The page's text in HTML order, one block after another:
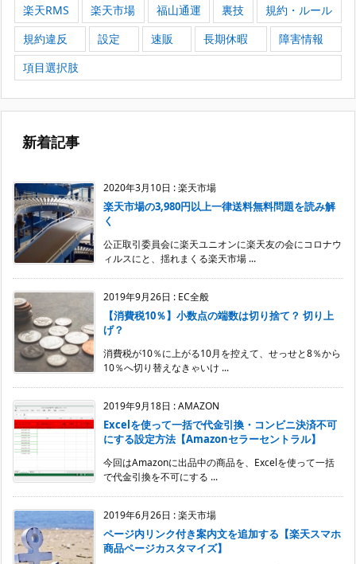
楽天RMS 楽天市場 福山通運 裏技
規約・ルール
規約違反
設定 速販 長期休暇
障害情報
項目選択肢
新着記事
2020年3月10日 :楽天市場
楽天市場の3,980円以上一律送料無料問題を読み解
く
公正取引委員会に楽天ユニオンに楽天友の会にコロナウ
ィルスにと、揺れまくる楽天市場 ...
2019年9月26日 : EC全般
【消費税10％】小数点の端数は切り捨て？ 切り上
げ？
消費税が10％に上がる10月を控えて、せっせと8％から
10％へ切り替えなきゃいけ ...
2019年9月18日 :AMAZON
Excelを使って一括で代金引換・コンビニ決済不可
にする設定方法【Amazonセラーセントラル】
今回はAmazonに出品中の商品を、Excelを使って一括
で代金引換を不可にする ...
2019年6月26日 :楽天市場
ページ内リンク付き案内文を追加する【楽天スマホ
商品ページカスタマイズ】